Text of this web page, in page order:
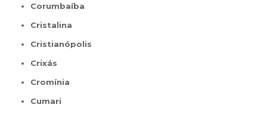
Corumbaíba
Cristalina
Cristianópolis
Crixás
Cromínia
Cumari